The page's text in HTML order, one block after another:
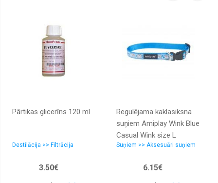
Pārtikas glicerīns 120 ml
Destilācija >> Filtrācija
3.50€
Regulējama kaklasiksna
suņiem Amiplay Wink Blue
Casual Wink size L
Suņiem >> Aksesuāri suņiem
6.15€